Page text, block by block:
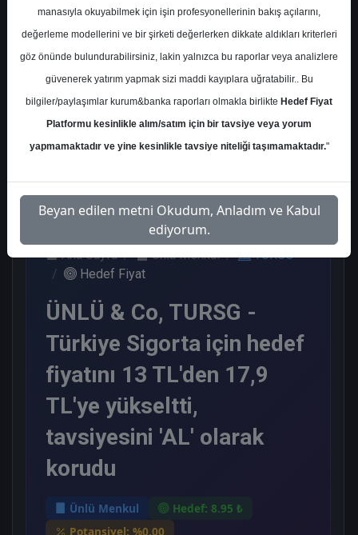
Kurum Sayısı
14
9
Get.
4 1
Ana Sayfa Ünlü Menkul
TURSG
Hedef Fiyat
ÜNLÜ & Co, TURSG -
Türkiye Sigorta için hedef
fiyatını 13 TL'den 17,9
TL'ye yükseltti,
tavsiyesini 'AL' olarak
korudu
Ünlü Menkul
Hedef: 8.95 ₺
Potansiyel: %0.00
manasıyla okuyabilmek için işin profesyonellerinin bakış açılarını,
değerleme modellerini ve bir şirketi değerlerken dikkate aldıkları kriterleri
göz önünde bulundurabilirsiniz, lakin yalnızca bu raporlar veya analizlere
güvenerek yatırım yapmak sizi maddi kayıplara uğratabilir.. Bu
bilgiler/paylaşımlar kurum&banka raporları olmakla birlikte Hedef Fiyat
Platformu kesinlikle alım/satım için bir tavsiye veya yorum
yapmamaktadır ve yine kesinlikle tavsiye niteliği taşımamaktadır."
Beyan edilen metni Okudum, Anladım ve Kabul
ediyorum.